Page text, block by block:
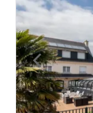
Previous